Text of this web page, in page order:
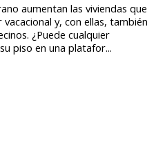
aumentan las viviendas que
y, con ellas, también
¿Puede cualquier
piso en una platafor...